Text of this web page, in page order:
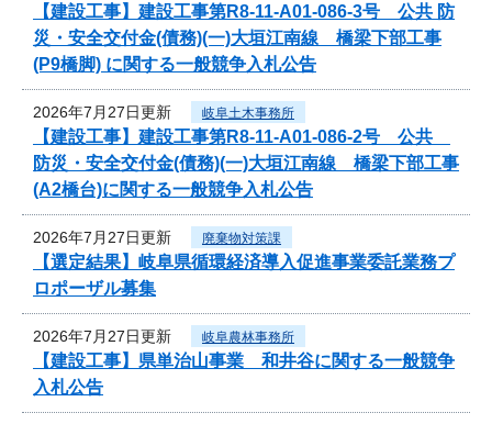
【建設工事】建設工事第R8-11-A01-086-3号 公共 防
災・安全交付金(債務)(一)大垣江南線 橋梁下部工事
(P9橋脚) に関する一般競争入札公告
2026年7月27日更新 岐阜土木事務所
【建設工事】建設工事第R8-11-A01-086-2号 公共
防災・安全交付金(債務)(一)大垣江南線 橋梁下部工事
(A2橋台)に関する一般競争入札公告
2026年7月27日更新 廃棄物対策課
【選定結果】岐阜県循環経済導入促進事業委託業務プ
ロポーザル募集
2026年7月27日更新 岐阜農林事務所
【建設工事】県単治山事業 和井谷に関する一般競争
入札公告